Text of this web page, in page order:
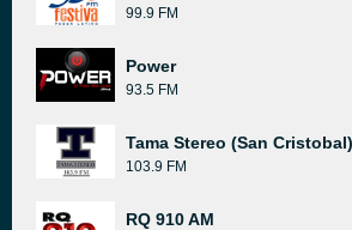
99.9 FM
Power
93.5 FM
Tama Stereo (San Cristobal)
103.9 FM
RQ 910 AM